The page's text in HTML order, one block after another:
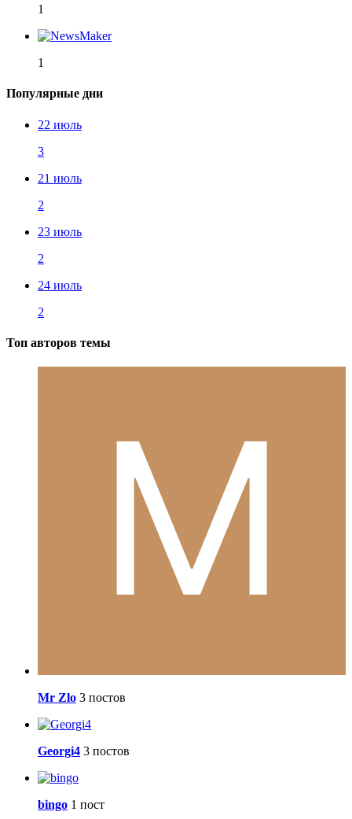
1
1
Популярные дни
22 июль
3
21 июль
2
23 июль
2
24 июль
2
Топ авторов темы
Mr Zlo 3 постов
Georgi4 3 постов
bingo 1 пост